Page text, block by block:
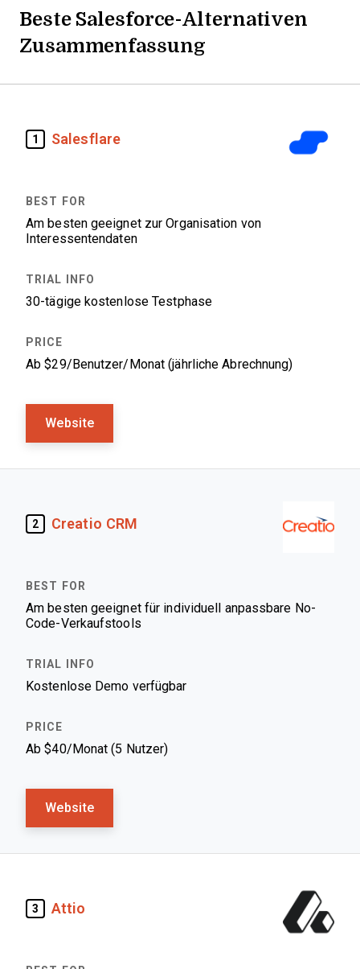
Beste Salesforce-Alternativen
Zusammenfassung
1 Salesflare
Am besten geeignet zur Organisation von
Interessentendaten
30-tägige kostenlose Testphase
Ab $29/Benutzer/Monat (jährliche Abrechnung)
Website
2 Creatio CRM
Am besten geeignet für individuell anpassbare No-
Code-Verkaufstools
Kostenlose Demo verfügbar
Ab $40/Monat (5 Nutzer)
Website
3 Attio